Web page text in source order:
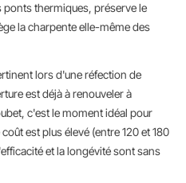
thermiques, préserve le
la charpente elle-même des
lors d'une réfection de
est déjà à renouveler à
c'est le moment idéal pour
est plus élevé (entre 120 et 180
et la longévité sont sans